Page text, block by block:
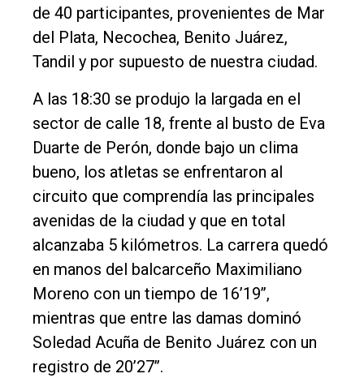
Entrevistas
Rural
Fúnebres
Edición
Empresa
Nosotros
Contacto
de 40 participantes, provenientes de Mar
del Plata, Necochea, Benito Juárez,
Tandil y por supuesto de nuestra ciudad.
A las 18:30 se produjo la largada en el
sector de calle 18, frente al busto de Eva
Duarte de Perón, donde bajo un clima
bueno, los atletas se enfrentaron al
circuito que comprendía las principales
avenidas de la ciudad y que en total
alcanzaba 5 kilómetros. La carrera quedó
en manos del balcarceño Maximiliano
Moreno con un tiempo de 16’19’’,
mientras que entre las damas dominó
Soledad Acuña de Benito Juárez con un
registro de 20’27’’.